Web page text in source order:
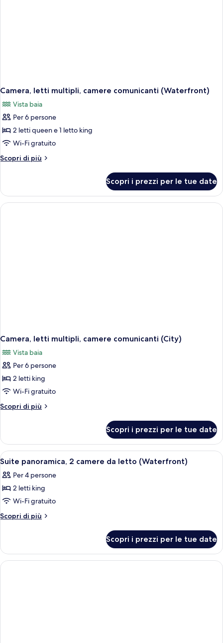
Camera, letti multipli, camere comunicanti (Waterfront)
Vista baia
Per 6 persone
2 letti queen e 1 letto king
Wi-Fi gratuito
Scopri di più
Altri
letti
multipli,
camere
Scopri i prezzi per le tue date
Camera, letti multipli, camere comunicanti (City)
Vista baia
Per 6 persone
2 letti king
Wi-Fi gratuito
Scopri di più
Altri
letti
multipli,
camere
comunicanti
(City)
Scopri i prezzi per le tue date
Apri
tutte
le
foto
per
Suite
camere
da
letto
Una moderna camera d'hotel con
1
Suite panoramica, 2 camere da letto (Waterfront)
Per 4 persone
2 letti king
Wi-Fi gratuito
Scopri di più
Altri
panoramica,
camere
Scopri i prezzi per le tue date